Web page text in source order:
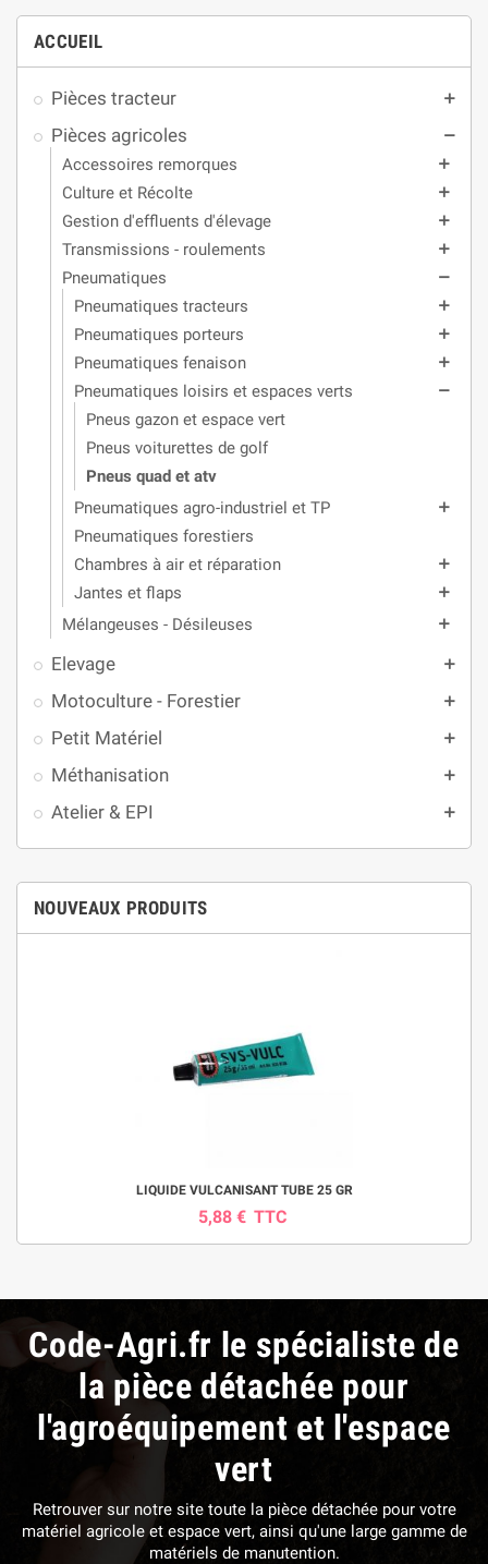
ACCUEIL
Pièces tracteur add
Pièces agricoles remove
Accessoires remorques add
Culture et Récolte add
Gestion d'effluents d'élevage add
Transmissions - roulements add
Pneumatiques remove
Pneumatiques tracteurs add
Pneumatiques porteurs add
Pneumatiques fenaison add
Pneumatiques loisirs et espaces verts remove
Pneus gazon et espace vert
Pneus voiturettes de golf
Pneus quad et atv
Pneumatiques agro-industriel et TP
add
Pneumatiques forestiers
Chambres à air et réparation
add
Jantes et flaps add
Mélangeuses - Désileuses add
Elevage add
Motoculture - Forestier add
Petit Matériel add
Méthanisation add
Atelier & EPI add
NOUVEAUX PRODUITS
LIQUIDE VULCANISANT TUBE 25 GR
5,88 € TTC
Code-Agri.fr le spécialiste de
la pièce détachée pour
l'agroéquipement et l'espace
vert
Retrouver sur notre site toute la pièce détachée pour votre
matériel agricole et espace vert, ainsi qu'une large gamme de
matériels de manutention.